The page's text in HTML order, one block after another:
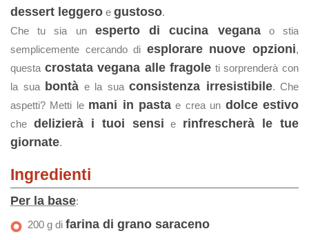
dessert leggero e gustoso.
Che tu sia un esperto di cucina veganao stia
semplicemente cercando di esplorare nuove opzioni,
questa crostata vegana alle fragole ti sorprenderà con
la sua bontà e la sua consistenza irresistibile. Che
aspetti? Metti le mani in pasta e crea un dolce estivo
che delizierà i tuoi sensi e rinfrescherà le tue
giornate.
Ingredienti
Per la base:
200 g di farina di grano saraceno